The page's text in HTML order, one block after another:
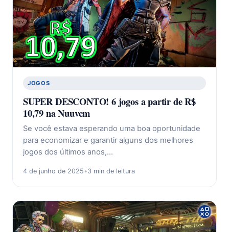
JOGOS
SUPER DESCONTO! 6 jogos a partir de R$
10,79 na Nuuvem
Se você estava esperando uma boa oportunidade
para economizar e garantir alguns dos melhores
jogos dos últimos anos,…
4 de junho de 2025•3 min de leitura